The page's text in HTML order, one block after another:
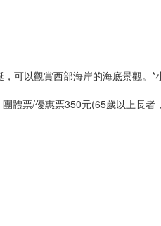
可以觀賞西部海岸的海底景觀。 *
團體票/優惠票350元(65歲以上長者